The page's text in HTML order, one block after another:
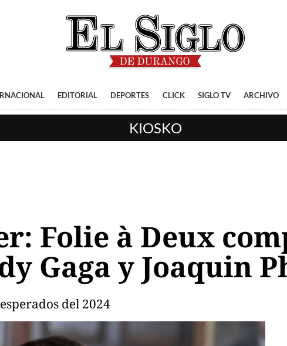
EDITORIAL DEPORTES CLICK SIGLO TV ARCHIVO
KIOSKO
Folie à Deux
Gaga y Joaquin
del 2024